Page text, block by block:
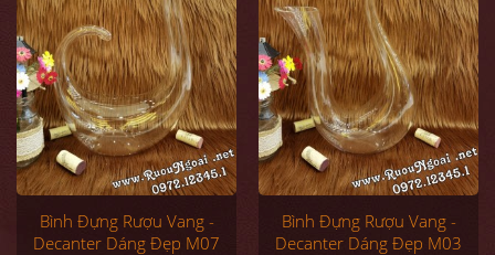
Bình Đựng Rượu Vang -
Decanter Dáng Đẹp M07
Bình Đựng Rượu Vang -
Decanter Dáng Đẹp M03